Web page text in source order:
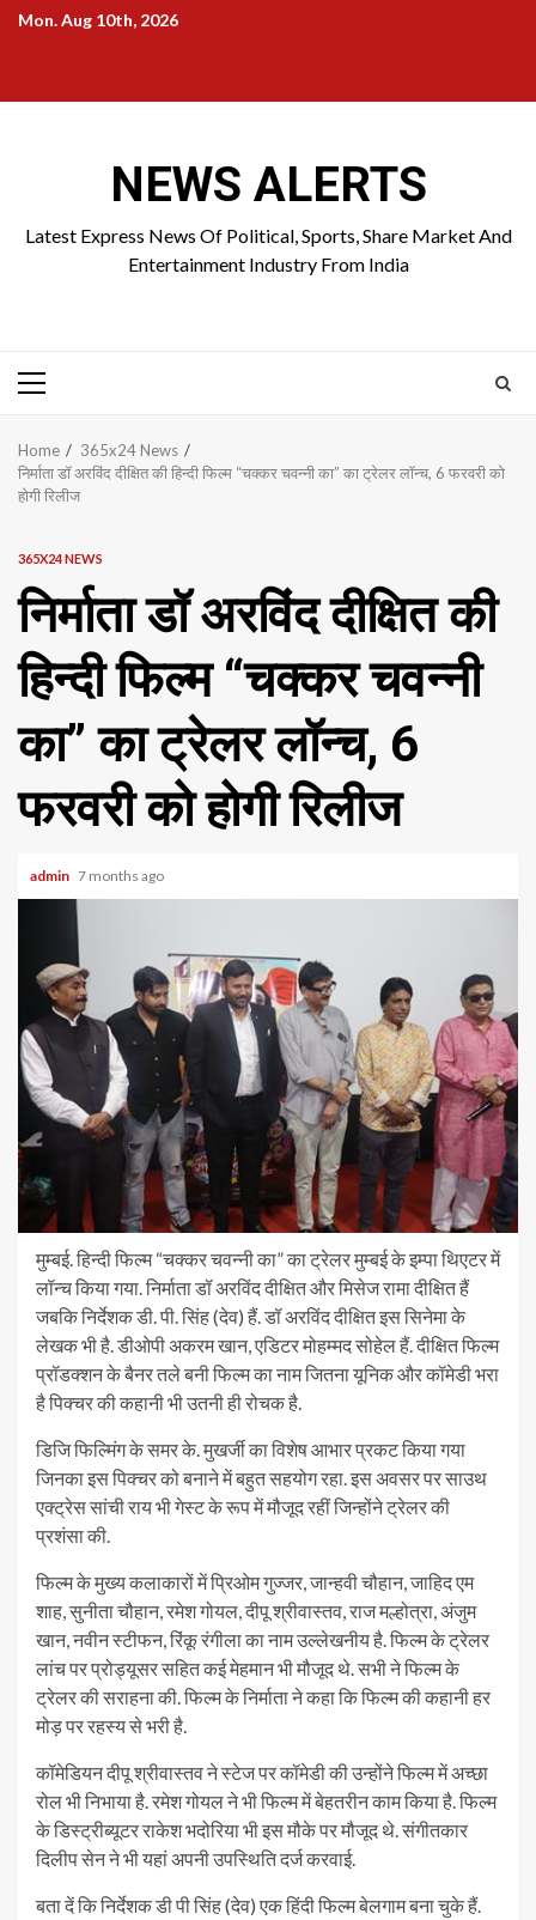
SkipMon. Aug 10th, 2026
NEWS ALERTS
Latest Express News Of Political, Sports, Share Market And
Entertainment Industry From India
Primary
Home
365x24 News
निर्माता डॉ अरविंद दीक्षित की हिन्दी फिल्म “चक्कर चवन्नी का” का ट्रेलर लॉन्च, 6 फरवरी को
होगी रिलीज
365X24 NEWS
निर्माता डॉ अरविंद दीक्षित की
हिन्दी फिल्म “चक्कर चवन्नी
का” का ट्रेलर लॉन्च, 6
फरवरी को होगी रिलीज
admin 7 months ago
मुम्बई. हिन्दी फिल्म “चक्कर चवन्नी का” का ट्रेलर मुम्बई के इम्पा थिएटर में
लॉन्च किया गया. निर्माता डॉ अरविंद दीक्षित और मिसेज रामा दीक्षित हैं
जबकि निर्देशक डी. पी. सिंह (देव) हैं. डॉ अरविंद दीक्षित इस सिनेमा के
लेखक भी है. डीओपी अकरम खान, एडिटर मोहम्मद सोहेल हैं. दीक्षित फिल्म
प्रॉडक्शन के बैनर तले बनी फिल्म का नाम जितना यूनिक और कॉमेडी भरा
है पिक्चर की कहानी भी उतनी ही रोचक है.
डिजि फिल्मिंग के समर के. मुखर्जी का विशेष आभार प्रकट किया गया
जिनका इस पिक्चर को बनाने में बहुत सहयोग रहा. इस अवसर पर साउथ
एक्ट्रेस सांची राय भी गेस्ट के रूप में मौजूद रहीं जिन्होंने ट्रेलर की
प्रशंसा की.
फिल्म के मुख्य कलाकारों में प्रिओम गुज्जर, जान्हवी चौहान, जाहिद एम
शाह, सुनीता चौहान, रमेश गोयल, दीपू श्रीवास्तव, राज मल्होत्रा, अंजुम
खान, नवीन स्टीफन, रिंकू रंगीला का नाम उल्लेखनीय है. फिल्म के ट्रेलर
लांच पर प्रोड्यूसर सहित कई मेहमान भी मौजूद थे. सभी ने फिल्म के
ट्रेलर की सराहना की. फिल्म के निर्माता ने कहा कि फिल्म की कहानी हर
मोड़ पर रहस्य से भरी है.
कॉमेडियन दीपू श्रीवास्तव ने स्टेज पर कॉमेडी की उन्होंने फिल्म में अच्छा
रोल भी निभाया है. रमेश गोयल ने भी फिल्म में बेहतरीन काम किया है. फिल्म
के डिस्ट्रीब्यूटर राकेश भदोरिया भी इस मौके पर मौजूद थे. संगीतकार
दिलीप सेन ने भी यहां अपनी उपस्थिति दर्ज करवाई.
बता दें कि निर्देशक डी पी सिंह (देव) एक हिंदी फिल्म बेलगाम बना चुके हैं.